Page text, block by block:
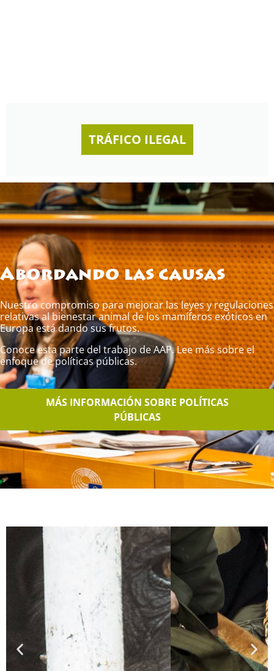
TRÁFICO ILEGAL
Abordando las causas
Nuestro compromiso para mejorar las leyes y regulaciones
relativas al bienestar animal de los mamíferos exóticos en
Europa está dando sus frutos.
Conoce esta parte del trabajo de AAP. Lee más sobre el
enfoque de políticas públicas.
MÁS INFORMACIÓN SOBRE POLÍTICAS
PÚBLICAS